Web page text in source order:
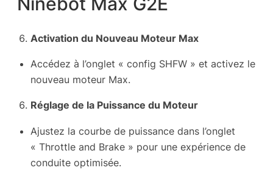
Activation du Nouveau Moteur Max
Accédez à l’onglet « config SHFW » et activez le
nouveau moteur Max.
Réglage de la Puissance du Moteur
Ajustez la courbe de puissance dans l’onglet
« Throttle and Brake » pour une expérience de
conduite optimisée.